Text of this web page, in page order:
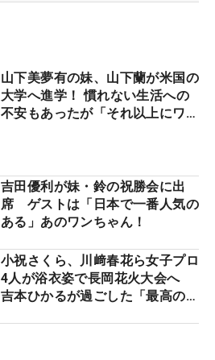
山下美夢有の妹、山下蘭が米国の
大学へ進学！ 慣れない生活への
不安もあったが「それ以上にワク
吉田優利が妹・鈴の祝勝会に出
席 ゲストは「日本で一番人気の
ある」あのワンちゃん！
小祝さくら、川﨑春花ら女子プロ
4人が浴衣姿で長岡花火大会へ
吉本ひかるが過ごした「最高の夏